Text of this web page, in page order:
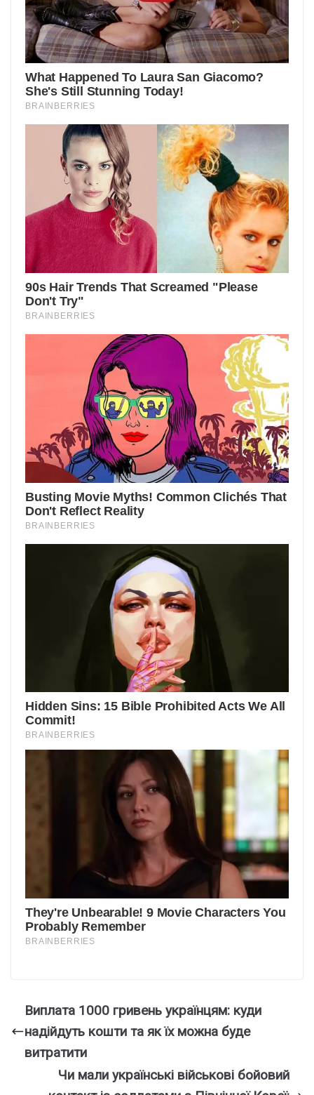
Виплата 1000 гривень українцям: куди
надійдуть кошти та як їх можна буде
витратити
Чи мали українські військові бойовий